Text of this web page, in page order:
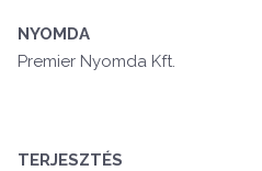
NYOMDA
Premier Nyomda Kft.
TERJESZTÉS